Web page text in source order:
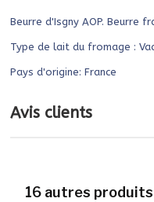
Beurre d'Isgny AOP. Beurre
Type de lait du fromage :
Pays d'origine: France
Avis clients
16 autres